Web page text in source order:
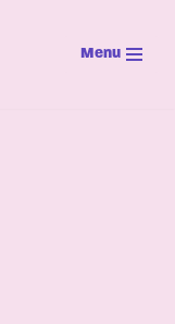
Menu